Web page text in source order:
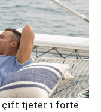
çift tjetër i fortë